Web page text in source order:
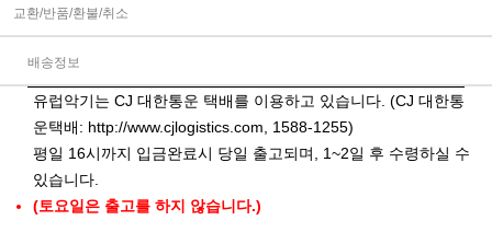
교환/반품/환불/취소
배송정보
유럽악기는 CJ 대한통운 택배를 이용하고 있습니다. (CJ 대한통
운택배: http://www.cjlogistics.com, 1588-1255)
평일 16시까지 입금완료시 당일 출고되며, 1~2일 후 수령하실 수
있습니다.
(토요일은 출고를 하지 않습니다.)